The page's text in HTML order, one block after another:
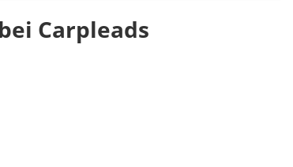
Carpleads